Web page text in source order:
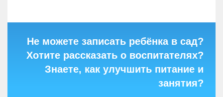
Не можете записать ребёнка в сад?
Хотите рассказать о воспитателях?
Знаете, как улучшить питание и
занятия?